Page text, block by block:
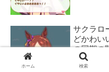
サクラロ
どかわい
の同期の
【ウマ娘】
ホーム 検索